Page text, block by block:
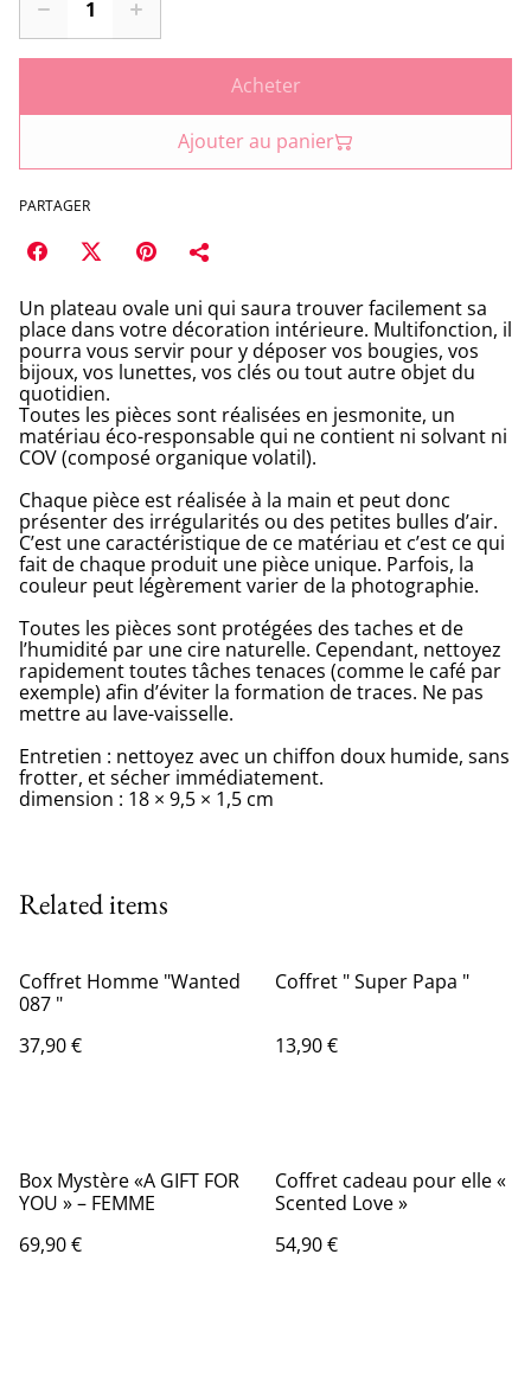
Acheter
Ajouter au panier
PARTAGER
Un plateau ovale uni qui saura trouver facilement sa
place dans votre décoration intérieure. Multifonction, il
pourra vous servir pour y déposer vos bougies, vos
bijoux, vos lunettes, vos clés ou tout autre objet du
quotidien.
Toutes les pièces sont réalisées en jesmonite, un
matériau éco-responsable qui ne contient ni solvant ni
COV (composé organique volatil).
Chaque pièce est réalisée à la main et peut donc
présenter des irrégularités ou des petites bulles d’air.
C’est une caractéristique de ce matériau et c’est ce qui
fait de chaque produit une pièce unique. Parfois, la
couleur peut légèrement varier de la photographie.
Toutes les pièces sont protégées des taches et de
l’humidité par une cire naturelle. Cependant, nettoyez
rapidement toutes tâches tenaces (comme le café par
exemple) afin d’éviter la formation de traces. Ne pas
mettre au lave-vaisselle.
Entretien : nettoyez avec un chiffon doux humide, sans
frotter, et sécher immédiatement.
dimension : 18 × 9,5 × 1,5 cm
Related items
Coffret Homme "Wanted
087 "
37,90 €
Coffret " Super Papa "
13,90 €
Box Mystère «A GIFT FOR
YOU » – FEMME
69,90 €
Coffret cadeau pour elle «
Scented Love »
54,90 €